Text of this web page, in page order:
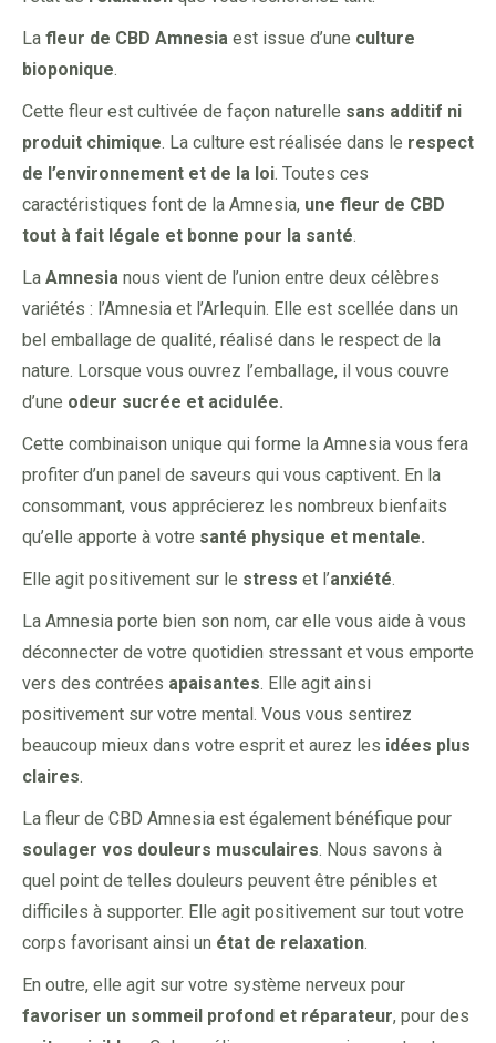
La fleur de CBD Amnesia est issue d’une culture
bioponique.
Cette fleur est cultivée de façon naturelle sans additif ni
produit chimique. La culture est réalisée dans le respect
de l’environnement et de la loi. Toutes ces
caractéristiques font de la Amnesia, une fleur de CBD
tout à fait légale et bonne pour la santé.
La Amnesia nous vient de l’union entre deux célèbres
variétés : l’Amnesia et l’Arlequin. Elle est scellée dans un
bel emballage de qualité, réalisé dans le respect de la
nature. Lorsque vous ouvrez l’emballage, il vous couvre
d’une odeur sucrée et acidulée.
Cette combinaison unique qui forme la Amnesia vous fera
profiter d’un panel de saveurs qui vous captivent. En la
consommant, vous apprécierez les nombreux bienfaits
qu’elle apporte à votre santé physique et mentale.
Elle agit positivement sur le stress et l’anxiété.
La Amnesia porte bien son nom, car elle vous aide à vous
déconnecter de votre quotidien stressant et vous emporte
vers des contrées apaisantes. Elle agit ainsi
positivement sur votre mental. Vous vous sentirez
beaucoup mieux dans votre esprit et aurez les idées plus
claires.
La fleur de CBD Amnesia est également bénéfique pour
soulager vos douleurs musculaires. Nous savons à
quel point de telles douleurs peuvent être pénibles et
difficiles à supporter. Elle agit positivement sur tout votre
corps favorisant ainsi un état de relaxation.
En outre, elle agit sur votre système nerveux pour
favoriser un sommeil profond et réparateur, pour des